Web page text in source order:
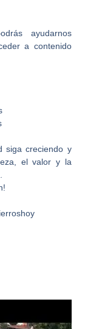
ayudarnos
a contenido
siga creciendo y
el valor y la